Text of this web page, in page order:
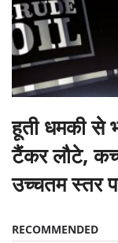
हूती धमकी से
टैंकर लौटे,
उच्चतम स्तर
RECOMMENDED